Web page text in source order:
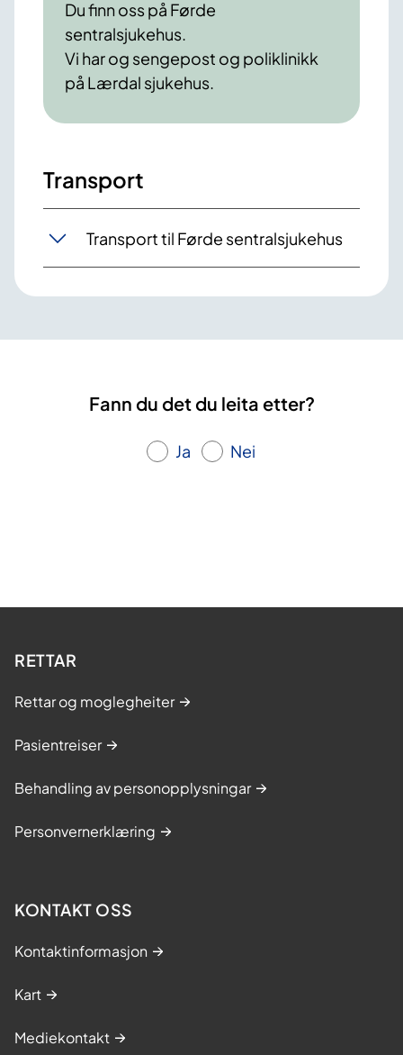
Du finn oss på Førde
sentralsjukehus.
Vi har og sengepost og poliklinikk
på Lærdal sjukehus.
Transport
Transport til Førde sentralsjukehus
Fann du det du leita etter?
Ja Nei
RETTAR
Rettar og moglegheiter
Pasientreiser
Behandling av personopplysningar
Personvernerklæring
KONTAKT OSS
Kontaktinformasjon
Kart
Mediekontakt